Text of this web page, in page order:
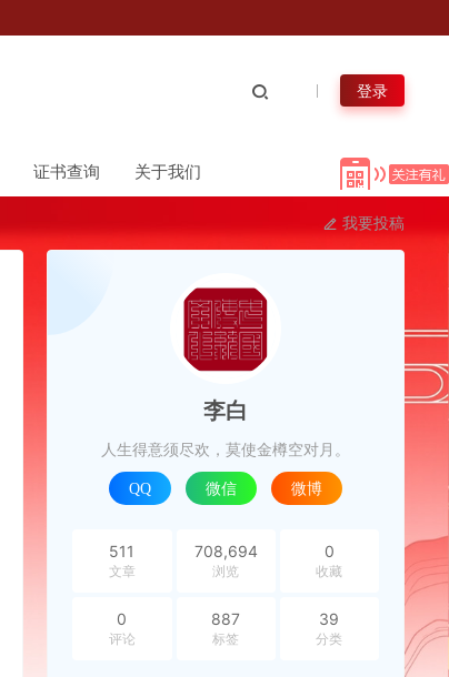
登录
证书查询 关于我们
我要投稿
李白
人生得意须尽欢，莫使金樽空对月。
QQ 微信 微博
511
文章
708,694
浏览
0
收藏
0
评论
887
标签
39
分类